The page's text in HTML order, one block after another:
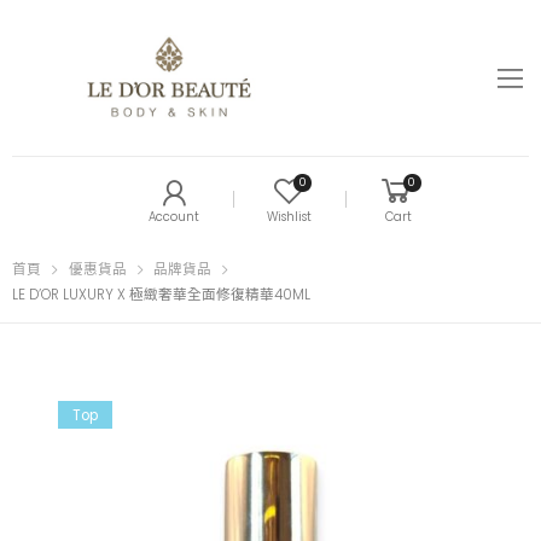
Account
0
Wishlist
0
Cart
首頁 優惠貨品
品牌貨品
LE D’OR LUXURY X 極緻奢華全面修復精華40ML
Top